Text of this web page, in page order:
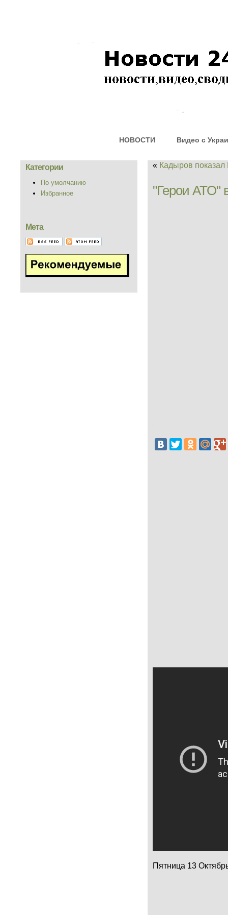
НОВОСТИ Видео с
Категории
По умолчанию
Избранное
Мета
« Кадыров
"Герои АТО"
Пятница 13